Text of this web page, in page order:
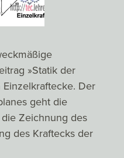
»Statik der
Einzelkraftecke. Der
geht die
Zeichnung des
des Kraftecks der